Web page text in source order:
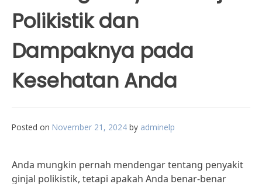
Polikistik dan
Dampaknya pada
Kesehatan Anda
Posted on November 21, 2024 by adminelp
Anda mungkin pernah mendengar tentang penyakit
ginjal polikistik, tetapi apakah Anda benar-benar